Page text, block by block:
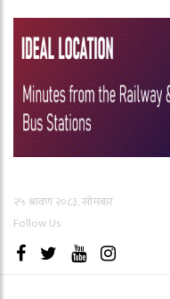
२५ श्रावण २०८३, सोमबार
Follow Us